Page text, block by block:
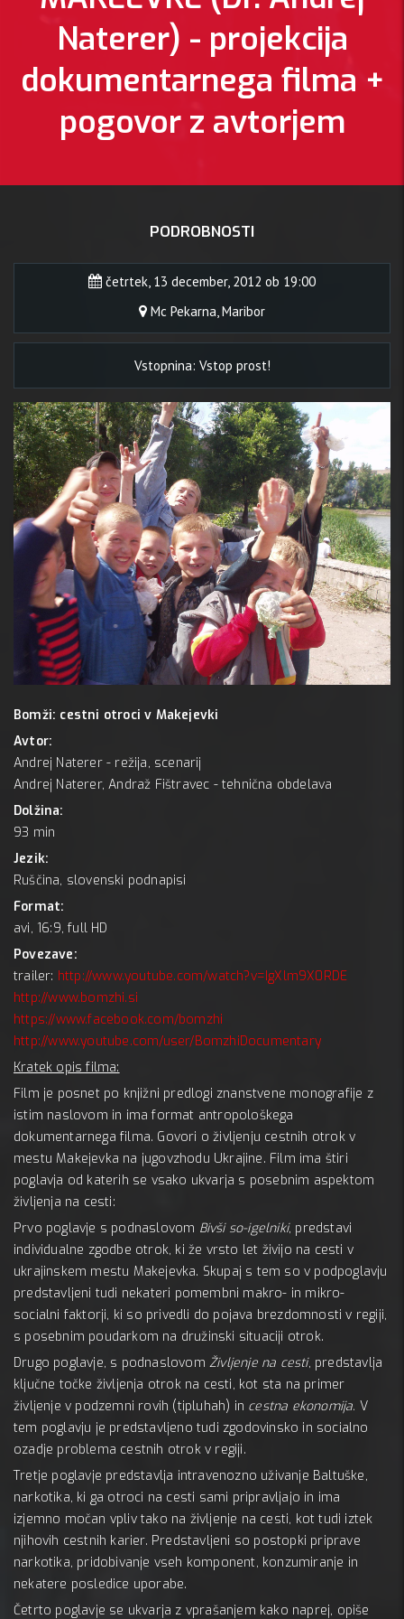
Naterer) - projekcija
dokumentarnega filma +
pogovor z avtorjem
PODROBNOSTI
četrtek, 13 december, 2012 ob 19:00
Mc Pekarna, Maribor
Vstopnina: Vstop prost!
Bomži: cestni otroci v Makejevki
Avtor:
Andrej Naterer - režija, scenarij
Andrej Naterer, Andraž Fištravec - tehnična obdelava
Dolžina:
93 min
Jezik:
Ruščina, slovenski podnapisi
Format:
avi, 16:9, full HD
Povezave:
trailer: http://www.youtube.com/watch?v=IgXlm9X0RDE
http://www.bomzhi.si
https://www.facebook.com/bomzhi
http://www.youtube.com/user/BomzhiDocumentary
Kratek opis filma:
Film je posnet po knjižni predlogi znanstvene monografije z
istim naslovom in ima format antropološkega
dokumentarnega filma. Govori o življenju cestnih otrok v
mestu Makejevka na jugovzhodu Ukrajine. Film ima štiri
poglavja od katerih se vsako ukvarja s posebnim aspektom
življenja na cesti:
Prvo poglavje s podnaslovom Bivši so-igelniki, predstavi
individualne zgodbe otrok, ki že vrsto let živijo na cesti v
ukrajinskem mestu Makejevka. Skupaj s tem so v podpoglavju
predstavljeni tudi nekateri pomembni makro- in mikro-
socialni faktorji, ki so privedli do pojava brezdomnosti v regiji,
s posebnim poudarkom na družinski situaciji otrok.
Drugo poglavje, s podnaslovom Življenje na cesti, predstavlja
ključne točke življenja otrok na cesti, kot sta na primer
življenje v podzemni rovih (tipluhah) in cestna ekonomija. V
tem poglavju je predstavljeno tudi zgodovinsko in socialno
ozadje problema cestnih otrok v regiji.
Tretje poglavje predstavlja intravenozno uživanje Baltuške,
narkotika, ki ga otroci na cesti sami pripravljajo in ima
izjemno močan vpliv tako na življenje na cesti, kot tudi iztek
njihovih cestnih karier. Predstavljeni so postopki priprave
narkotika, pridobivanje vseh komponent, konzumiranje in
nekatere posledice uporabe.
Četrto poglavje se ukvarja z vprašanjem kako naprej, opiše